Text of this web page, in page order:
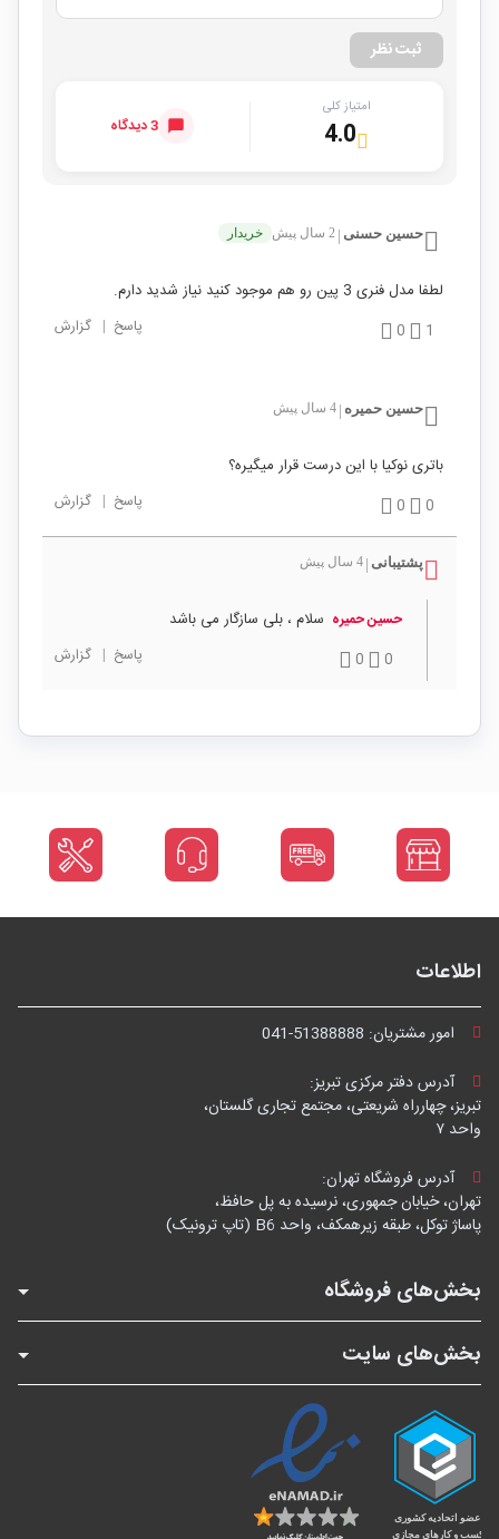
ثبت نظر
امتیاز کلی
4.0 3 دیدگاه
حسین حسنی 2 سال پیش خریدار
لطفا مدل فنری 3 پین رو هم موجود کنید نیاز شدید دارم.
1
0 پاسخ | گزارش
حسین حمیره 4 سال پیش
باتری نوکیا با این درست قرار میگیره؟
0
0 پاسخ | گزارش
پشتیبانی 4 سال پیش
حسین حمیره سلام ، بلی سازگار می باشد
0
0 پاسخ | گزارش
اطلاعات
امور مشتریان: 041-51388888
آدرس دفتر مرکزی تبریز:
تبریز، چهارراه شریعتی، مجتمع تجاری گلستان،
واحد ۷
آدرس فروشگاه تهران:
تهران، خیابان جمهوری، نرسیده به پل حافظ،
پاساژ توکل، طبقه زیرهمکف، واحد B6 (تاپ ترونیک)
بخش‌های فروشگاه
بخش‌های سایت